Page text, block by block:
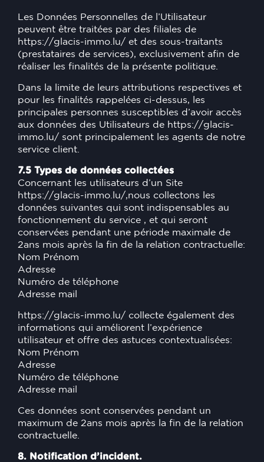
Les Données Personnelles de l’Utilisateur
peuvent être traitées par des filiales de
https://glacis-immo.lu/ et des sous-traitants
(prestataires de services), exclusivement afin de
réaliser les finalités de la présente politique.
Dans la limite de leurs attributions respectives et
pour les finalités rappelées ci-dessus, les
principales personnes susceptibles d’avoir accès
aux données des Utilisateurs de https://glacis-
immo.lu/ sont principalement les agents de notre
service client.
7.5 Types de données collectées
Concernant les utilisateurs d’un Site
https://glacis-immo.lu/,nous collectons les
données suivantes qui sont indispensables au
fonctionnement du service , et qui seront
conservées pendant une période maximale de
2ans mois après la fin de la relation contractuelle:
Nom Prénom
Adresse
Numéro de téléphone
Adresse mail
https://glacis-immo.lu/ collecte également des
informations qui améliorent l’expérience
utilisateur et offre des astuces contextualisées:
Nom Prénom
Adresse
Numéro de téléphone
Adresse mail
Ces données sont conservées pendant un
maximum de 2ans mois après la fin de la relation
contractuelle.
8. Notification d’incident.